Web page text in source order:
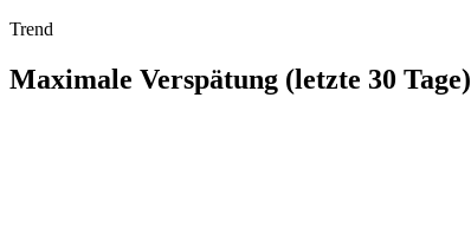
Trend
Maximale Verspätung (letzte 30 Tage)